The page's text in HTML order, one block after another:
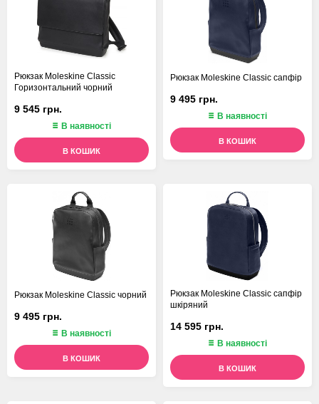
Рюкзак Moleskine Classic
Горизонтальний чорний
9 545 грн.
В наявності
В КОШИК
Рюкзак Moleskine Classic сапфір
9 495 грн.
В наявності
В КОШИК
Рюкзак Moleskine Classic чорний
9 495 грн.
В наявності
В КОШИК
Рюкзак Moleskine Classic сапфір
шкіряний
14 595 грн.
В наявності
В КОШИК